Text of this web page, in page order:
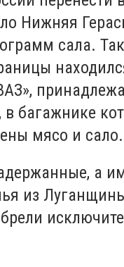
Нижняя
сала.
багажнике
мясо и сало.
а
из